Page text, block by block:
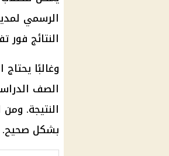
الرسمي
النتائج فور
وغالبًا
الصف
النتيجة.
بشكل صحيح.